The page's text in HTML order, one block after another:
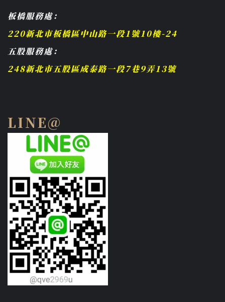
板橋服務處：
220新北市板橋區中山路一段1號10樓-24
五股服務處：
248新北市五股區成泰路一段7巷9弄13號
LINE@